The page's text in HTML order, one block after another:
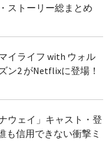
ストーリー総まとめ
イライフ with ウォル
ン2 がNetflixに登場！
ウェイ」キャスト・登
も信用できない衝撃ミ